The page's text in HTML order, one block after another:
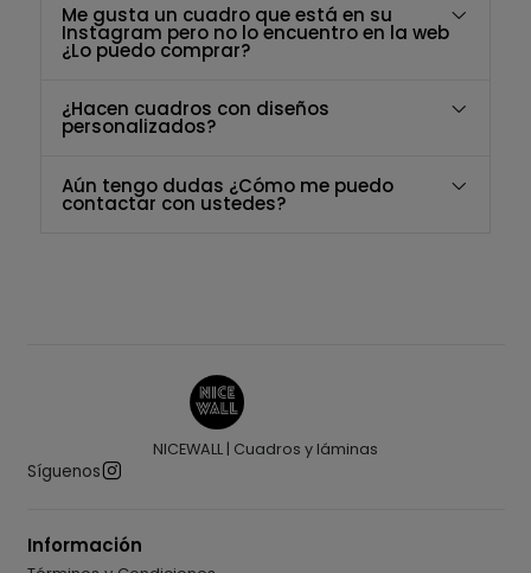
Me gusta un cuadro que está en su
Instagram pero no lo encuentro en la web
¿Lo puedo comprar?
¿Hacen cuadros con diseños
personalizados?
Aún tengo dudas ¿Cómo me puedo
contactar con ustedes?
NICEWALL | Cuadros y láminas
Síguenos
Información